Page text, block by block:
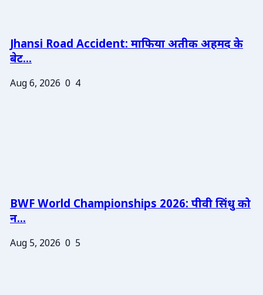
Jhansi Road Accident: माफिया अतीक अहमद के
बेट...
Aug 6, 2026 0 4
BWF World Championships 2026: पीवी सिंधु को
न...
Aug 5, 2026 0 5